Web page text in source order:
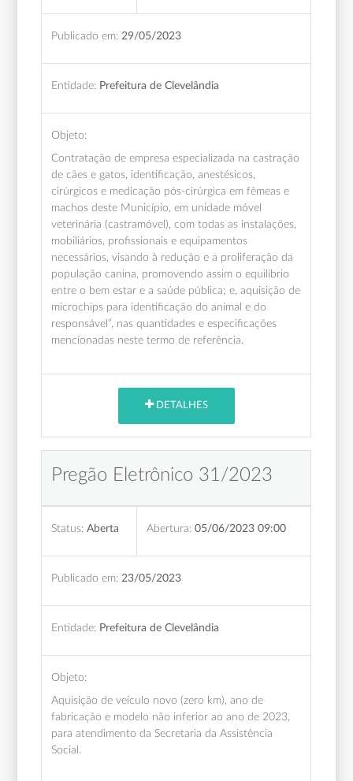
Publicado em: 29/05/2023
Entidade: Prefeitura de Clevelândia
Objeto:
Contratação de empresa especializada na castração
de cães e gatos, identificação, anestésicos,
cirúrgicos e medicação pós-cirúrgica em fêmeas e
machos deste Município, em unidade móvel
veterinária (castramóvel), com todas as instalações,
mobiliários, profissionais e equipamentos
necessários, visando à redução e a proliferação da
população canina, promovendo assim o equilíbrio
entre o bem estar e a saúde pública; e, aquisição de
microchips para identificação do animal e do
responsável”, nas quantidades e especificações
mencionadas neste termo de referência.
DETALHES
Pregão Eletrônico 31/2023
Status: Aberta Abertura: 05/06/2023 09:00
Publicado em: 23/05/2023
Entidade: Prefeitura de Clevelândia
Objeto:
Aquisição de veículo novo (zero km), ano de
fabricação e modelo não inferior ao ano de 2023,
para atendimento da Secretaria da Assistência
Social.